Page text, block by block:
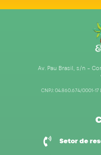
Av. Pau Brasil, s/n –
CNPJ: 04.860.674/0001-17
Setor de